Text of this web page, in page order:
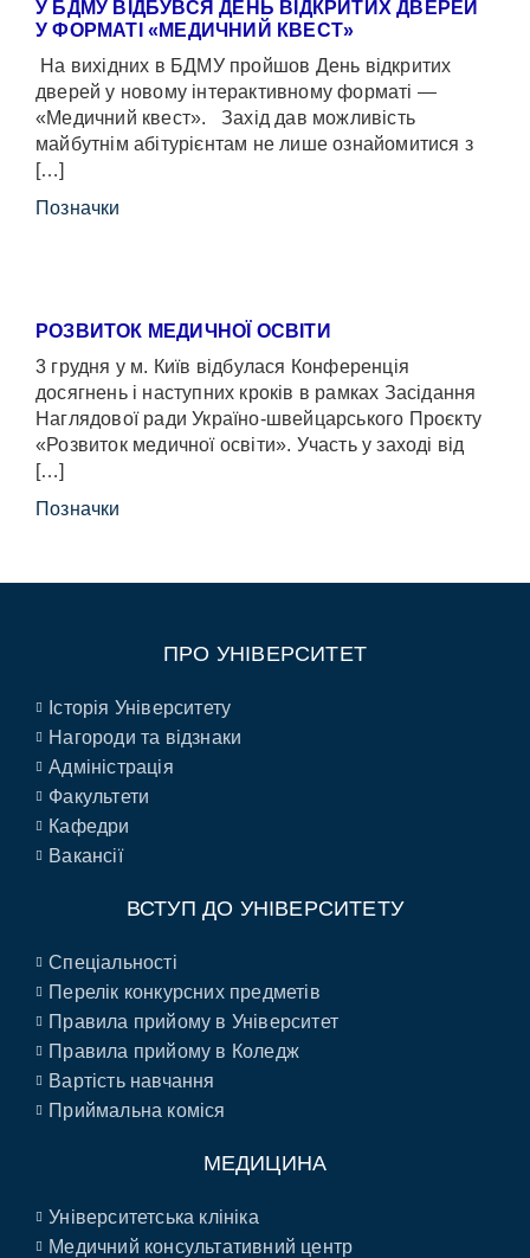
У БДМУ ВІДБУВСЯ ДЕНЬ ВІДКРИТИХ ДВЕРЕЙ
У ФОРМАТІ «МЕДИЧНИЙ КВЕСТ»
На вихідних в БДМУ пройшов День відкритих
дверей у новому інтерактивному форматі —
«Медичний квест». Захід дав можливість
майбутнім абітурієнтам не лише ознайомитися з
[…]
Позначки
РОЗВИТОК МЕДИЧНОЇ ОСВІТИ
3 грудня у м. Київ відбулася Конференція
досягнень і наступних кроків в рамках Засідання
Наглядової ради Україно-швейцарського Проєкту
«Розвиток медичної освіти». Участь у заході від
[…]
Позначки
ПРО УНІВЕРСИТЕТ
Історія Університету
Нагороди та відзнаки
Адміністрація
Факультети
Кафедри
Вакансії
ВСТУП ДО УНІВЕРСИТЕТУ
Спеціальності
Перелік конкурсних предметів
Правила прийому в Університет
Правила прийому в Коледж
Вартість навчання
Приймальна коміся
МЕДИЦИНА
Університетська клініка
Медичний консультативний центр